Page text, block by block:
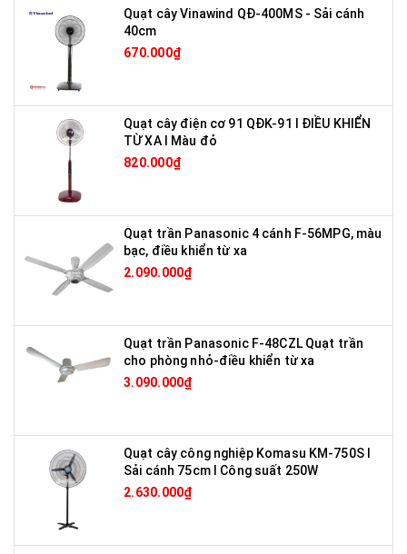
Quạt cây Vinawind QĐ-400MS - Sải cánh
40cm
670.000₫
Quạt cây điện cơ 91 QĐK-91 I ĐIỀU KHIỂN
TỪ XA I Màu đỏ
820.000₫
Quạt trần Panasonic 4 cánh F-56MPG, màu
bạc, điều khiển từ xa
2.090.000₫
Quạt trần Panasonic F-48CZL Quạt trần
cho phòng nhỏ-điều khiển từ xa
3.090.000₫
Quạt cây công nghiệp Komasu KM-750S I
Sải cánh 75cm I Công suất 250W
2.630.000₫